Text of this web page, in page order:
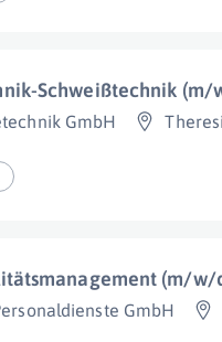
Schweißtechnik (m/
GmbH
(m/w/
GmbH